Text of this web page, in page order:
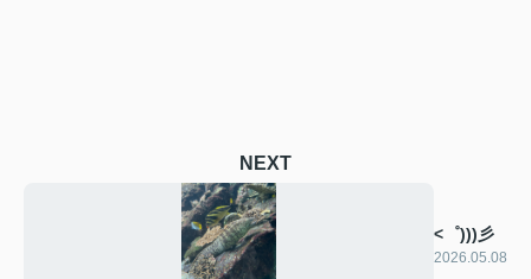
NEXT
<゜)))彡
2026.05.08